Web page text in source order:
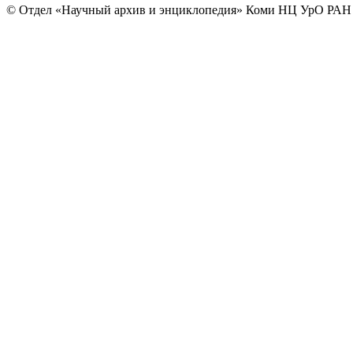
© Отдел «Научный архив и энциклопедия» Коми НЦ УрО РАН